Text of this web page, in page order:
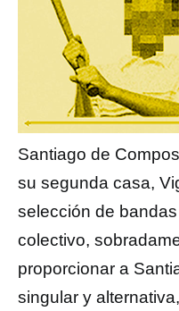
Santiago de
su segunda casa,
selección de
colectivo,
proporcionar a
singular y